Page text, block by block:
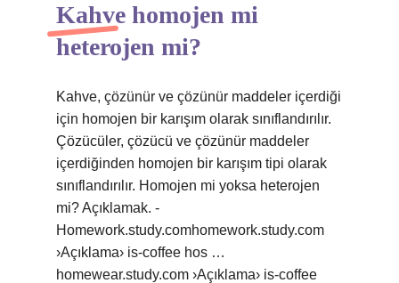
Kahve homojen mi
heterojen mi?
Kahve, çözünür ve çözünür maddeler içerdiği
için homojen bir karışım olarak sınıflandırılır.
Çözücüler, çözücü ve çözünür maddeler
içerdiğinden homojen bir karışım tipi olarak
sınıflandırılır. Homojen mi yoksa heterojen
mi? Açıklamak. -
Homework.study.comhomework.study.com
›Açıklama› is-coffee hos …
homewear.study.com ›Açıklama› is-coffee